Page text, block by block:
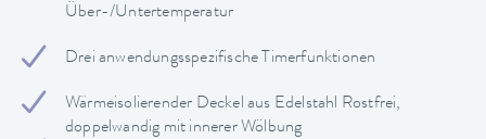
Über-/Untertemperatur
Drei anwendungsspezifische Timerfunktionen
Wärmeisolierender Deckel aus Edelstahl Rostfrei,
doppelwandig mit innerer Wölbung